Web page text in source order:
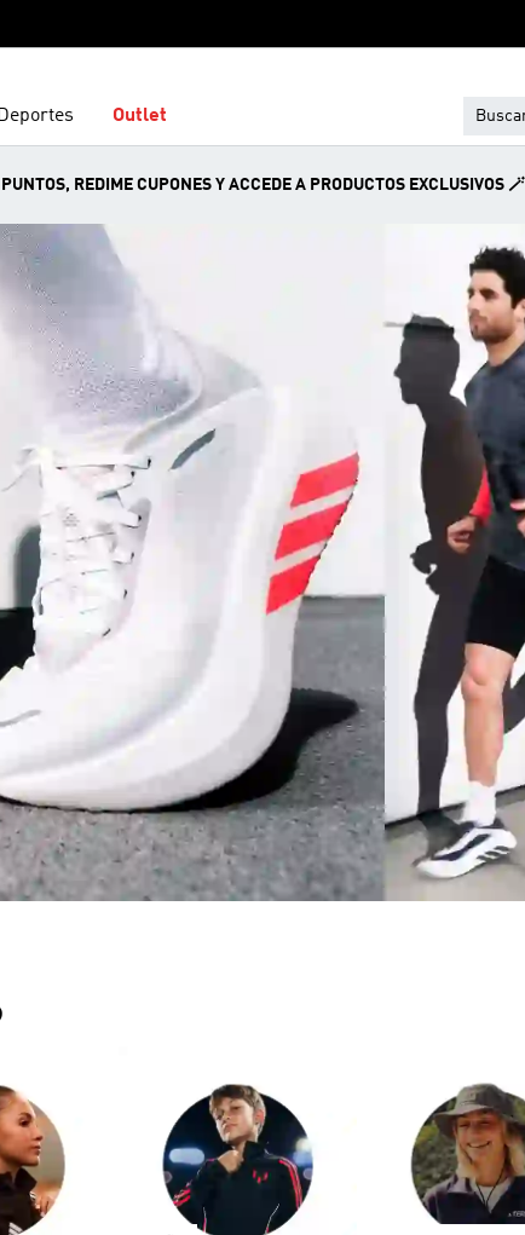
Deportes Outlet
REDIME CUPONES Y ACCEDE A PRODUCTOS EXCLUSIVOS 🪄